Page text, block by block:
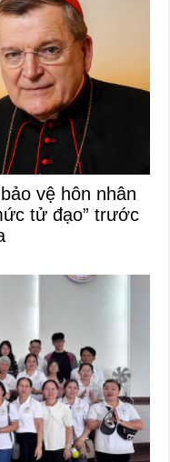
vệ hôn nhân
tử đạo” trước